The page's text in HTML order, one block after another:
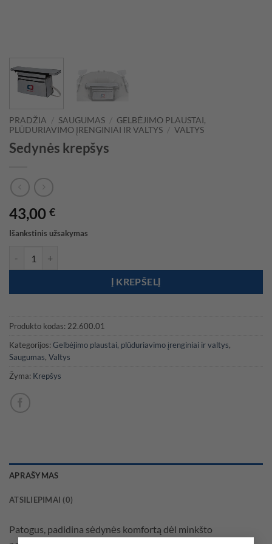
PRADŽIA / SAUGUMAS / GELBĖJIMO PLAUSTAI,
PLŪDURIAVIMO ĮRENGINIAI IR VALTYS / VALTYS
Sedynės krepšys
43,00 €
Išankstinis užsakymas
Į KREPŠELĮ
Produkto kodas: 22.600.01
Kategorijos: Gelbėjimo plaustai, plūduriavimo įrenginiai ir valtys,
Saugumas, Valtys
Žyma: Krepšys
APRAŠYMAS
ATSILIEPIMAI (0)
Patogus, padidina sėdynės komfortą dėl minkšto